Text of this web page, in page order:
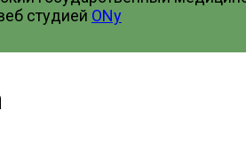
студией ONy